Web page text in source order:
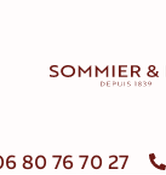
80 76 70 27